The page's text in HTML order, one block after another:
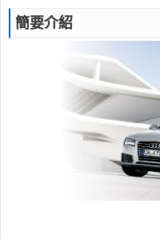
簡要介紹